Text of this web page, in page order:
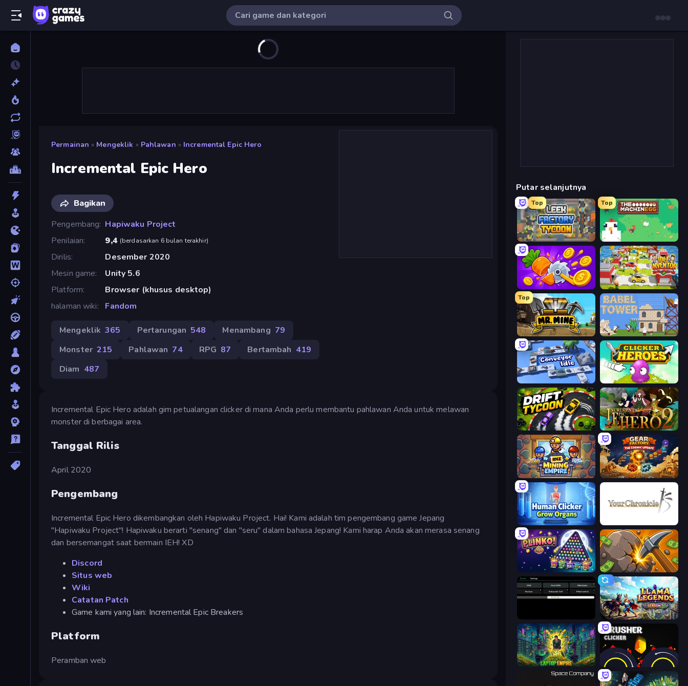
Permainan » Mengeklik » Pahlawan » Incremental Epic Hero
Incremental Epic Hero
Bagikan
Pengembang Hapiwaku Project
Penilaian
9,4 (berdasarkan 6 bulan terakhir)
Dirilis
Desember 2020
Mesin game
Unity 5.6
Platform
Browser (khusus desktop)
halaman wiki
Fandom
Mengeklik 365 Pertarungan 548 Menambang 79
Monster 215 Pahlawan 74 RPG 87 Bertambah 419
Diam 487
Incremental Epic Hero adalah gim petualangan clicker di mana Anda perlu membantu pahlawan Anda untuk melawan
monster di berbagai area.
Tanggal Rilis
April 2020
Pengembang
Incremental Epic Hero dikembangkan oleh Hapiwaku Project. Hai! Kami adalah tim pengembang game Jepang
"Hapiwaku Project"! Hapiwaku berarti "senang" dan "seru" dalam bahasa Jepang! Kami harap Anda akan merasa senang
dan bersemangat saat bermain IEH! XD
Discord
Situs web
Wiki
Catatan Patch
Game kami yang lain: Incremental Epic Breakers
Platform
Peramban web
Putar selanjutnya
Top
Leek Factory Tycoon
Top
The MachinEGG
Farm Ring Idle Idle Inventor
Top
Mr. Mine Babel Tower
Conveyor Idle Clicker Heroes
Drift Tycoon Incremental Epic Hero 2
Idle Mining Empire Gear Factory
Human Clicker: Grow Organs
PLINKO! Mine Clicker
Llama Legends
Laptop Empire Crusher Clicker